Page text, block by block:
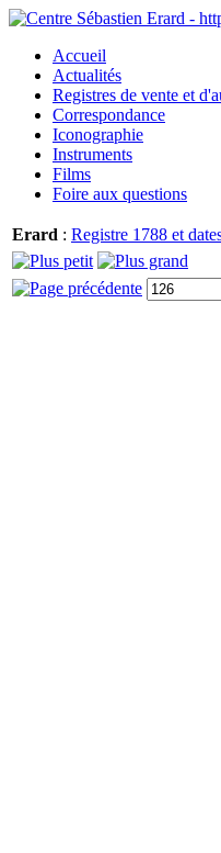
Accueil
Actualités
Registres de vente et
Correspondance
Iconographie
Instruments
Films
Foire aux questions
Erard : Registre 1788 et